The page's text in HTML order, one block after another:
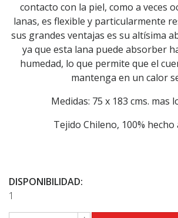
contacto con la piel, como a veces
lanas, es flexible y particularmente
sus grandes ventajas es su altísima
ya que esta lana puede absorber
humedad, lo que permite que el
mantenga en un calor
Medidas: 75 x 183 cms. mas
Tejido Chileno, 100% hecho
DISPONIBILIDAD:
1